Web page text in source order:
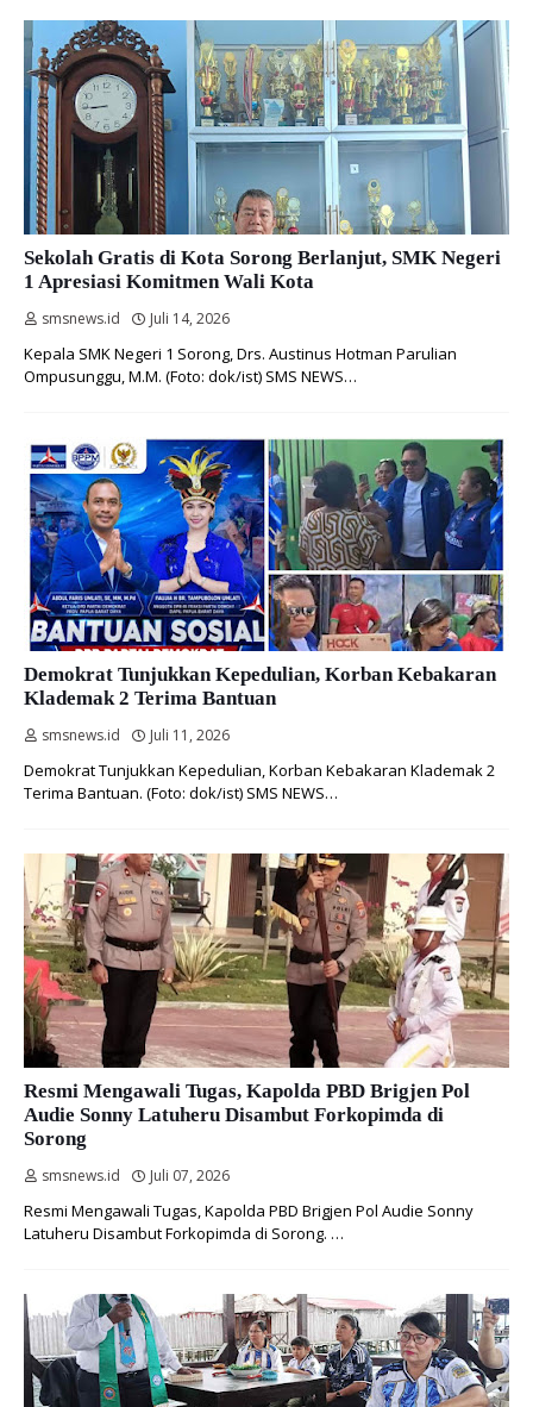
Sekolah Gratis di Kota Sorong Berlanjut, SMK Negeri
1 Apresiasi Komitmen Wali Kota
smsnews.id Juli 14, 2026
Kepala SMK Negeri 1 Sorong, Drs. Austinus Hotman Parulian
Ompusunggu, M.M. (Foto: dok/ist) SMS NEWS…
Demokrat Tunjukkan Kepedulian, Korban Kebakaran
Klademak 2 Terima Bantuan
smsnews.id Juli 11, 2026
Demokrat Tunjukkan Kepedulian, Korban Kebakaran Klademak 2
Terima Bantuan. (Foto: dok/ist) SMS NEWS…
Resmi Mengawali Tugas, Kapolda PBD Brigjen Pol
Audie Sonny Latuheru Disambut Forkopimda di
Sorong
smsnews.id Juli 07, 2026
Resmi Mengawali Tugas, Kapolda PBD Brigjen Pol Audie Sonny
Latuheru Disambut Forkopimda di Sorong. …